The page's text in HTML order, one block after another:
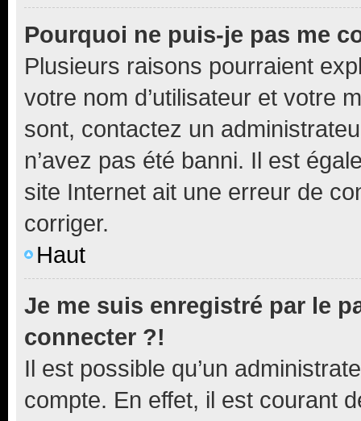
Pourquoi ne puis-je pas me
Plusieurs raisons pourraient
votre nom d’utilisateur et votre
sont, contactez un
n’avez pas été banni. Il est
site Internet ait une erreur de
corriger.
Haut
Je me suis enregistré par le
connecter ?!
Il est possible qu’un
compte. En effet, il est courant